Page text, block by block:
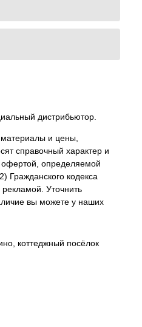
дистрибьютор.
и цены,
справочный характер и
определяемой
Гражданского кодекса
Уточнить
вы можете у наших
коттеджный посёлок